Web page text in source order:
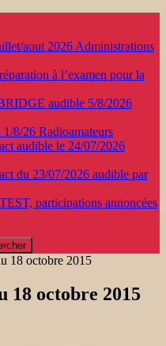
aout 2026 Administrations
à l’examen pour la
audible 5/8/2026
1/8/26 Radioamateurs
audible le 24/07/2026
du 23/07/2026 audible par
participations annoncées
18 octobre 2015
18 octobre 2015